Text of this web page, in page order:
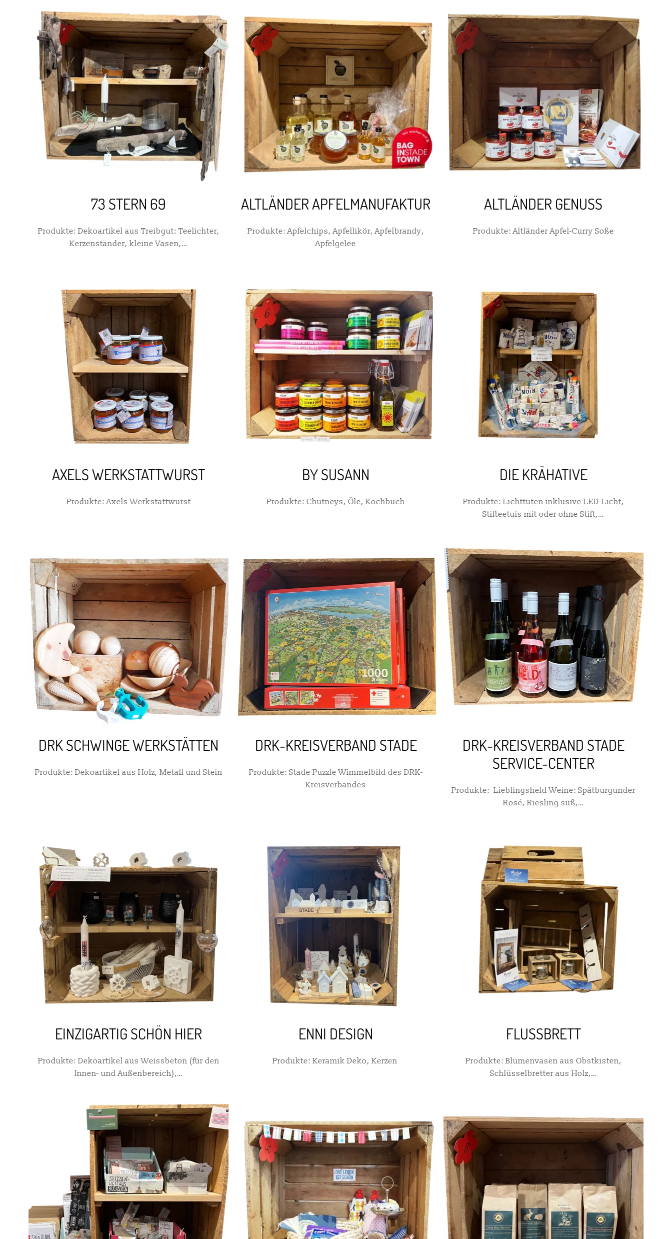
73 STERN 69
Produkte: Dekoartikel aus Treibgut: Teelichter,
Kerzenständer, kleine Vasen,…
ALTLÄNDER APFELMANUFAKTUR
Produkte: Apfelchips, Apfellikör, Apfelbrandy,
Apfelgelee
ALTLÄNDER GENUSS
Produkte: Altländer Apfel-Curry Soße
AXELS WERKSTATTWURST
Produkte: Axels Werkstattwurst
BY SUSANN
Produkte: Chutneys, Öle, Kochbuch
DIE KRÄHATIVE
Produkte: Lichttüten inklusive LED-Licht,
Stifteetuis mit oder ohne Stift,…
DRK SCHWINGE WERKSTÄTTEN
Produkte: Dekoartikel aus Holz, Metall und Stein
DRK-KREISVERBAND STADE
Produkte: Stade Puzzle Wimmelbild des DRK-
Kreisverbandes
DRK-KREISVERBAND STADE
SERVICE-CENTER
Produkte: Lieblingsheld Weine: Spätburgunder
Rosé, Riesling süß,…
EINZIGARTIG SCHÖN HIER
Produkte: Dekoartikel aus Weissbeton (für den
Innen- und Außenbereich),…
ENNI DESIGN
Produkte: Keramik Deko, Kerzen
FLUSSBRETT
Produkte: Blumenvasen aus Obstkisten,
Schlüsselbretter aus Holz,…